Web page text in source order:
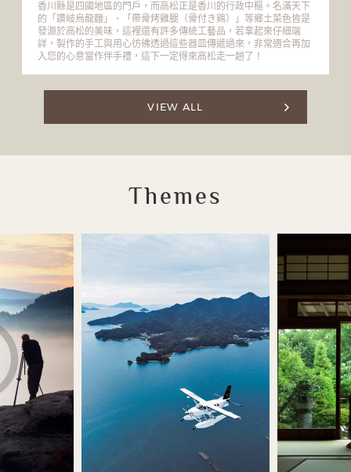
香川縣是四國地區的門戶，而高松正是香川的行政中樞。名滿天下
的「讚岐烏龍麵」、「帶骨烤雞腿（骨付き鶏）」等鄉土菜色皆是
發源於高松的美味，這裡還有許多傳統工藝品，若拿起來仔細端
詳，製作的手工與用心彷彿透過這些器皿傳遞過來，非常適合再加
入您的心意當作伴手禮，這下一定得來高松走一趟了！
VIEW ALL
Themes